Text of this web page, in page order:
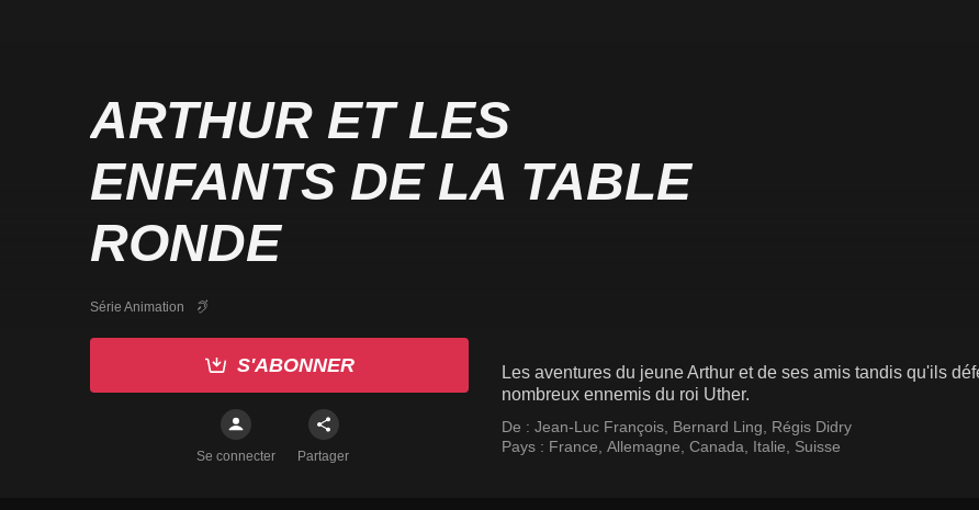
ARTHUR ET LES
ENFANTS DE LA TABLE
RONDE
Série Animation
S'ABONNER
Se connecter Partager
Les aventures du jeune Arthur et de ses amis tandis qu'ils
nombreux ennemis du roi Uther.
De : Jean-Luc François Bernard Ling
Régis Didry
Pays : France Allemagne Canada Italie Suisse